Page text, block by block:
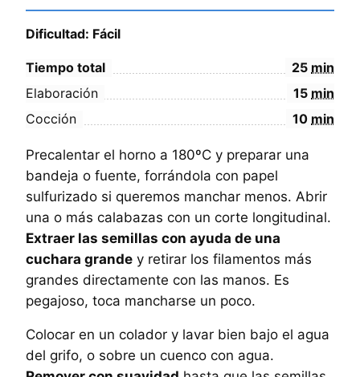
Dificultad: Fácil
Tiempo total 25 min
Elaboración
15 min
Cocción
10 min
Precalentar el horno a 180ºC y preparar una
bandeja o fuente, forrándola con papel
sulfurizado si queremos manchar menos. Abrir
una o más calabazas con un corte longitudinal.
Extraer las semillas con ayuda de una
cuchara grande y retirar los filamentos más
grandes directamente con las manos. Es
pegajoso, toca mancharse un poco.
Colocar en un colador y lavar bien bajo el agua
del grifo, o sobre un cuenco con agua.